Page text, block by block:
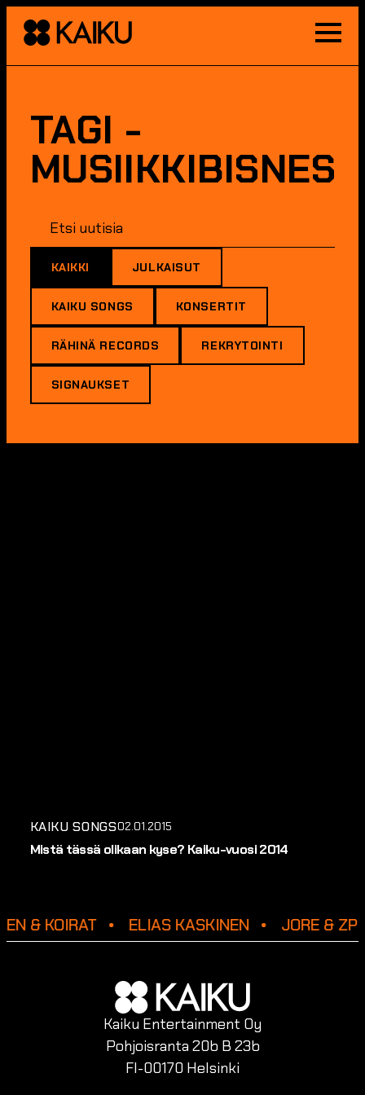
Toggle
TAGI -
MUSIIKKIBISNES
KAIKKI JULKAISUT
KAIKU SONGS KONSERTIT
RÄHINÄ RECORDS REKRYTOINTI
SIGNAUKSET
KAIKU SONGS02.01.2015
Mistä tässä olikaan kyse? Kaiku-vuosi 2014
& KOIRAT ELIAS KASKINEN JORE &
Kaiku Entertainment Oy
Pohjoisranta 20b B 23b
FI-00170 Helsinki